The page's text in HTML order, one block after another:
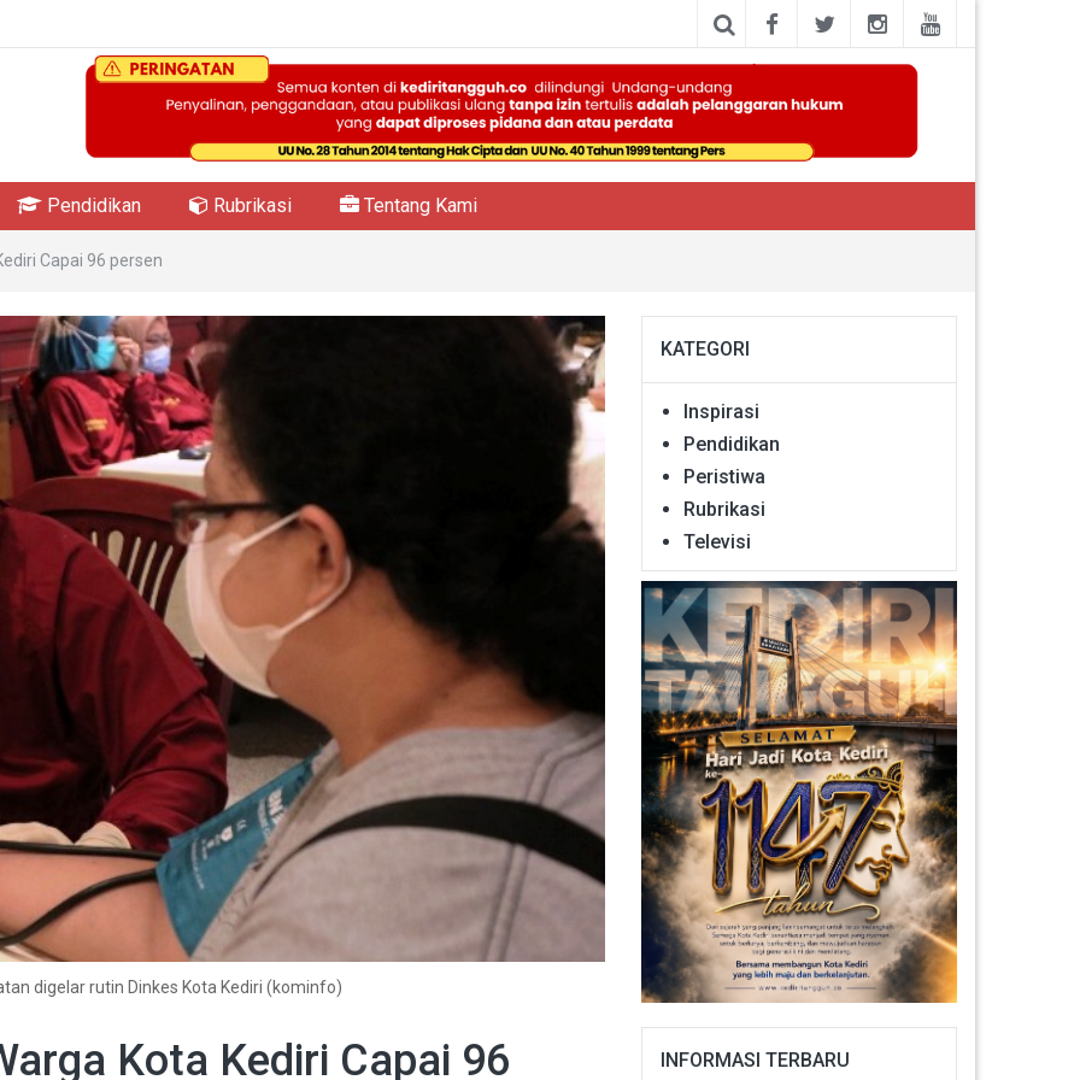
Pendidikan Rubrikasi Tentang Kami
Capai 96 persen
digelar rutin Dinkes Kota Kediri (kominfo)
Kota Kediri Capai 96
KATEGORI
Inspirasi
Pendidikan
Peristiwa
Rubrikasi
Televisi
INFORMASI TERBARU